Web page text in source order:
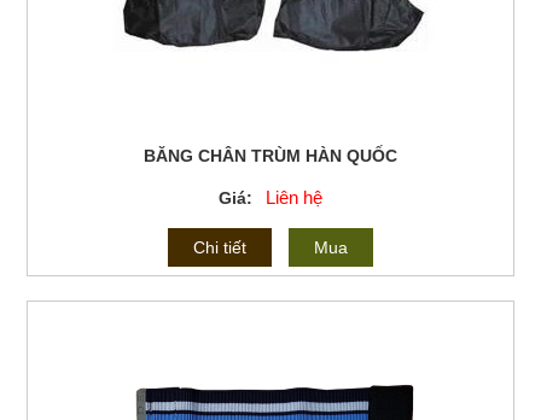
BĂNG CHÂN TRÙM HÀN QUỐC
Giá: Liên hệ
Chi tiết Mua